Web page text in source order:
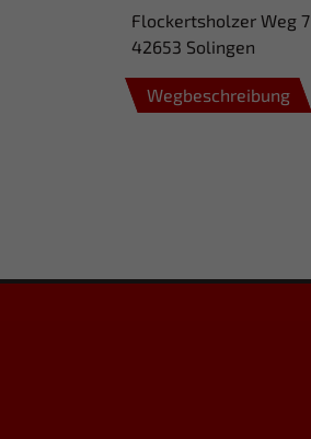
Flockertsholzer Weg 7
42653 Solingen
Wegbeschreibung